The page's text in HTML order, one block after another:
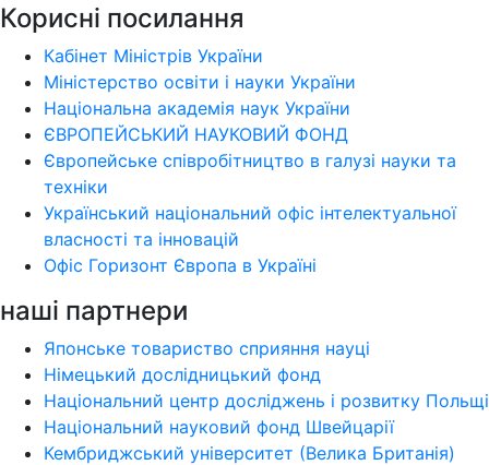
Корисні посилання
Кабінет Міністрів України
Міністерство освіти і науки України
Національна академія наук України
ЄВРОПЕЙСЬКИЙ НАУКОВИЙ ФОНД
Європейське співробітництво в галузі науки та
техніки
Український національний офіс інтелектуальної
власності та інновацій
Офіс Горизонт Європа в Україні
наші партнери
Японське товариство сприяння науці
Німецький дослідницький фонд
Національний центр досліджень і розвитку Польщі
Національний науковий фонд Швейцарії
Кембриджський університет (Велика Британія)